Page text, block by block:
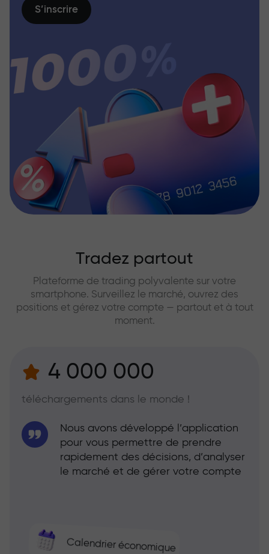
S’inscrire
Tradez partout
Plateforme de trading polyvalente sur votre
smartphone. Surveillez le marché, ouvrez des
positions et gérez votre compte — partout et à tout
moment.
4 000 000
téléchargements dans le monde !
Calendrier économique
Nous avons développé l’application
pour vous permettre de prendre
rapidement des décisions, d’analyser
le marché et de gérer votre compte